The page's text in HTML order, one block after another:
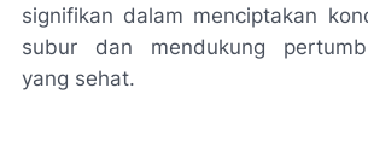
signifikan dalam menciptakan
subur dan mendukung
yang sehat.